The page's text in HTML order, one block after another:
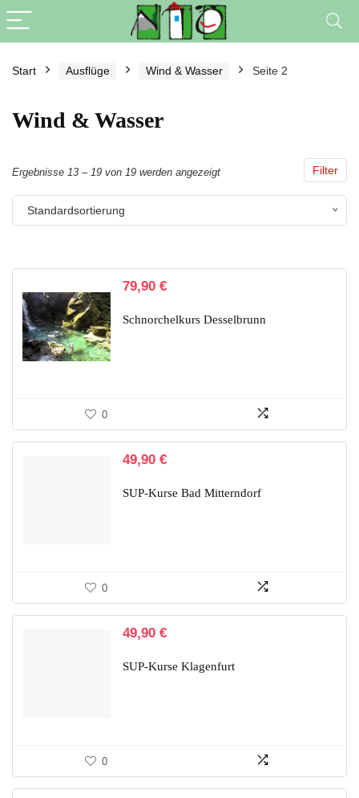
Start Ausflüge Wind & Wasser Seite 2
Wind & Wasser
Filter
Ergebnisse 13 – 19 von 19 werden angezeigt
Standardsortierung
79,90 €
Schnorchelkurs Desselbrunn
0
49,90 €
SUP-Kurse Bad Mitterndorf
0
49,90 €
SUP-Kurse Klagenfurt
0